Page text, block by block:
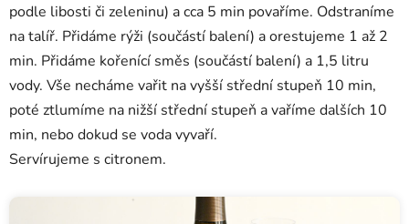
podle libosti či zeleninu) a cca 5 min povaříme. Odstraníme
na talíř. Přidáme rýži (součástí balení) a orestujeme 1 až 2
min. Přidáme kořenící směs (součástí balení) a 1,5 litru
vody. Vše necháme vařit na vyšší střední stupeň 10 min,
poté ztlumíme na nižší střední stupeň a vaříme dalších 10
min, nebo dokud se voda vyvaří.
Servírujeme s citronem.